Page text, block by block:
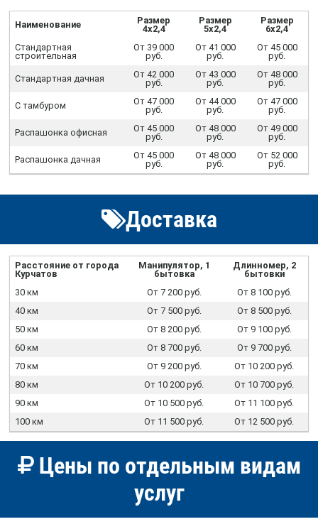
Наименование
Размер
4х2,4
Размер
5х2,4
Размер
6х2,4
Стандартная
строительная
От 39 000
руб.
От 41 000
руб.
От 45 000
руб.
Стандартная дачная
От 42 000
руб.
От 43 000
руб.
От 48 000
руб.
С тамбуром
От 47 000
руб.
От 44 000
руб.
От 47 000
руб.
Распашонка офисная
От 45 000
руб.
От 48 000
руб.
От 49 000
руб.
Распашонка дачная
От 45 000
руб.
От 48 000
руб.
От 52 000
руб.
Доставка
Расстояние от города
Курчатов
Манипулятор, 1
бытовка
Длинномер, 2
бытовки
30 км
От 7 200 руб.
От 8 100 руб.
40 км
От 7 500 руб.
От 8 500 руб.
50 км
От 8 200 руб.
От 9 100 руб.
60 км
От 8 700 руб.
От 9 700 руб.
70 км
От 9 200 руб.
От 10 200 руб.
80 км
От 10 200 руб.
От 10 700 руб.
90 км
От 10 500 руб.
От 11 100 руб.
100 км
От 11 500 руб. От 12 500 руб.
Цены по отдельным видам
услуг